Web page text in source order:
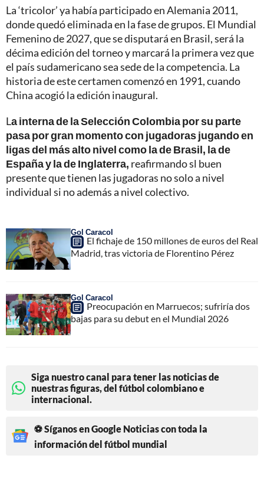
La ‘tricolor’ ya había participado en Alemania 2011,
donde quedó eliminada en la fase de grupos. El Mundial
Femenino de 2027, que se disputará en Brasil, será la
décima edición del torneo y marcará la primera vez que
el país sudamericano sea sede de la competencia. La
historia de este certamen comenzó en 1991, cuando
China acogió la edición inaugural.
La interna de la Selección Colombia por su parte
pasa por gran momento con jugadoras jugando en
ligas del más alto nivel como la de Brasil, la de
España y la de Inglaterra, reafirmando sl buen
presente que tienen las jugadoras no solo a nivel
individual si no además a nivel colectivo.
Gol Caracol
El fichaje de 150 millones de euros del Real
Madrid, tras victoria de Florentino Pérez
Gol Caracol
Preocupación en Marruecos; sufriría dos
bajas para su debut en el Mundial 2026
Siga nuestro canal para tener las noticias de
nuestras figuras, del fútbol colombiano e
internacional.
⚽ Síganos en Google Noticias con toda la
información del fútbol mundial